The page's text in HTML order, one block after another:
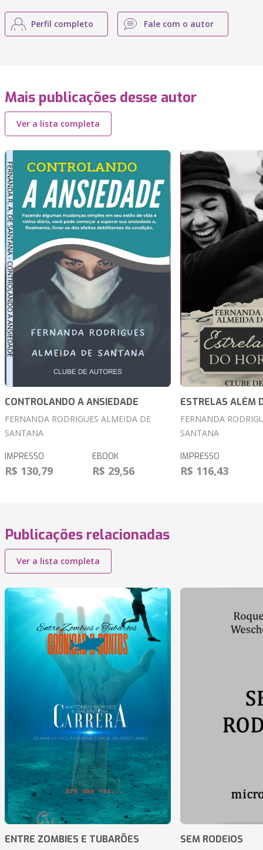
Perfil completo Fale com o autor
Mais publicações desse autor
Ver a lista completa
CONTROLANDO A ANSIEDADE
FERNANDA RODRIGUES ALMEIDA DE
SANTANA
IMPRESSO
R$ 130,79
EBOOK
R$ 29,56
ESTRELAS ALÉM
FERNANDA
SANTANA
IMPRESSO
R$ 116,43
Publicações relacionadas
Ver a lista completa
ENTRE ZOMBIES E TUBARÕES SEM RODEIOS